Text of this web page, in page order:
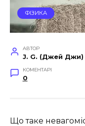
ФІЗИКА
АВТОР
J. G. (Джей Джи)
КОМЕНТАРІ
0
Що таке